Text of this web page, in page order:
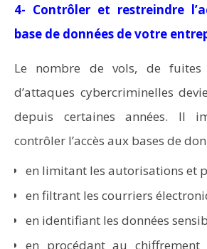
4- Contrôler et restreindre
base de données de votre
Le nombre de vols, de fuites
d’attaques cybercriminelles
depuis certaines années. Il
contrôler l’accès aux bases de
en limitant les autorisations et
en filtrant les courriers
en identifiant les données
en procédant au chiffrement